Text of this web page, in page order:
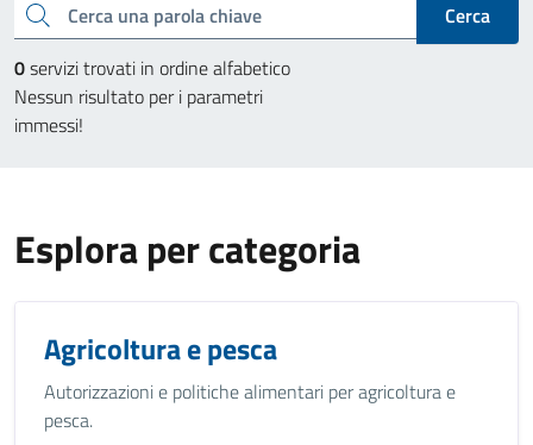
Cerca una parola chiave
Cerca
0servizi trovati in ordine alfabetico
Nessun risultato per i parametri
immessi!
Esplora per categoria
Agricoltura e pesca
Autorizzazioni e politiche alimentari per agricoltura e
pesca.